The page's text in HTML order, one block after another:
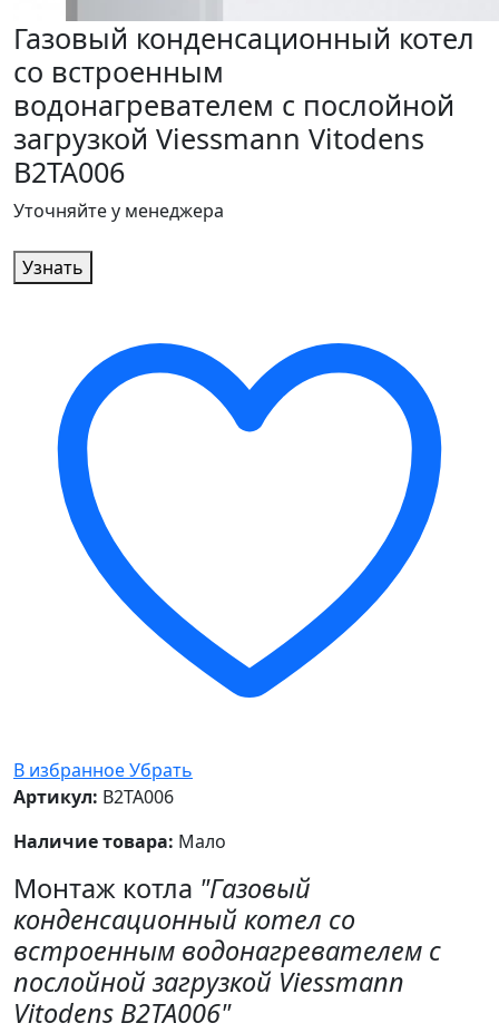
Газовый конденсационный котел
со встроенным
водонагревателем с послойной
загрузкой Viessmann Vitodens
B2TA006
Уточняйте у менеджера
Узнать
В избранноеУбрать
Артикул: B2TA006
Наличие товара: Мало
Монтаж котла "Газовый
конденсационный котел со
встроенным водонагревателем с
послойной загрузкой Viessmann
Vitodens B2TA006"